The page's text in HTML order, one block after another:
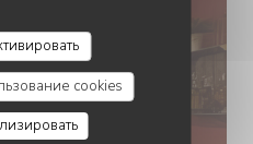
cookies